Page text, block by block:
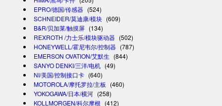
EPRO/德国/传感器 (524)
SCHNEIDER/莫迪康/模块 (609)
B&R/贝加莱/触摸屏 (134)
REXROTH /力士乐/模块驱动器 (502)
HONEYWELL/霍尼韦尔/控制器 (787)
EMERSON OVATION/艾默生 (844)
SANYO DENKI/三洋/电机 (49)
NI/美国/控制接口卡 (640)
MOTOROLA/摩托罗拉/主板 (460)
YOKOGAWA/日本/横河 (258)
KOLLMORGEN/科尔摩根 (412)